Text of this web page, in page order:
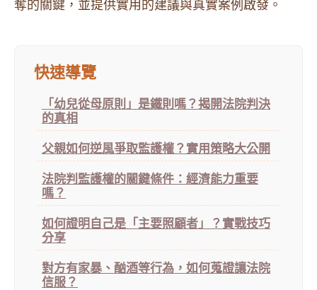
奪的關鍵，並提供實用的建議與真實案例啟發。
快速導覽
「幼兒從母原則」是鐵則嗎？揭開法院判決
的真相
父親如何逆風爭取監護權？實用策略大公開
法院判監護權的關鍵條件：經濟能力重要
嗎？
如何證明自己是「主要照顧者」？實戰技巧
分享
對方有家暴、酗酒等行為，如何蒐證讓法院
信服？